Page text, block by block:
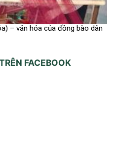
– văn hóa của đồng bào dân
FACEBOOK